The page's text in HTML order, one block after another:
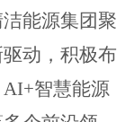
能源集团聚
动， 积极布
AI+智慧能源